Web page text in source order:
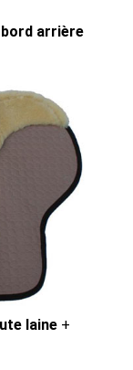
arrière
laine +